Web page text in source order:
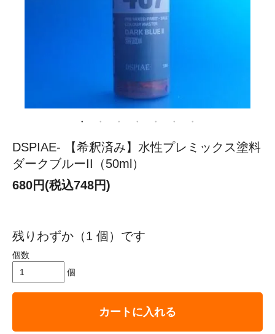
DSPIAE- 【希釈済み】水性プレミックス塗料
ダークブルーII（50ml）
680円(税込748円)
残りわずか（1 個）です
個数
個
カートに入れる